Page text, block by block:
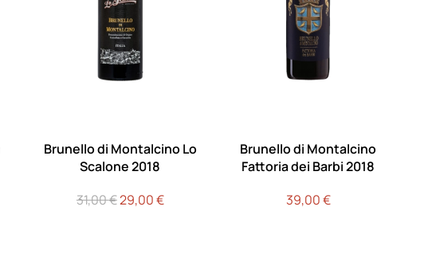
Brunello di Montalcino Lo
Scalone 2018
31,00€Il
29,00€Il
Brunello di Montalcino
Fattoria dei Barbi 2018
39,00€